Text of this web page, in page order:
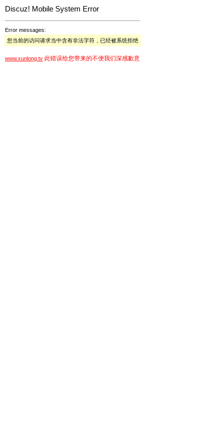
Discuz! Mobile System Error
Error messages:
您当前的访问请求当中含有非法字符，已经被系统拒绝
www.xunlong.tv 此错误给您带来的不便我们深感歉意